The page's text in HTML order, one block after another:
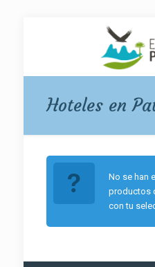
Hoteles en
No se han
productos
con tu